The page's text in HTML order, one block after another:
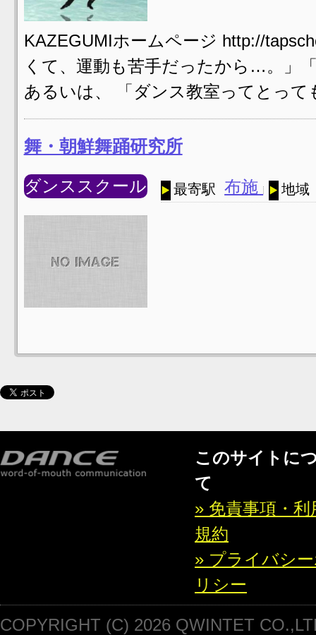
KAZEGUMIホームページ http://
くて、運動も苦手だったから…。」
あるいは、 「ダンス教室ってとっ
舞・朝鮮舞踊研究所
ダンススクール 最寄駅 布施 地域
このサイトに
て
» 免責事項・利
規約
» プライバシ
リシー
COPYRIGHT (C) 2026 QWINTET